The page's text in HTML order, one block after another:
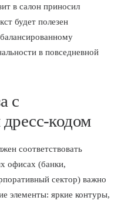
в салон приносил
будет полезен
в повседневной
с
кодом
соответствовать
офисах (банки,
сектор) важно
элементы: яркие контуры,